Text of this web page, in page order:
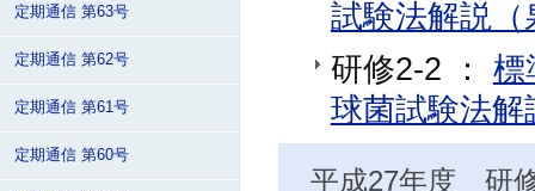
試験法解説
研修2-2 ： 標
球菌試験法
平成27年度 研
定期通信 第63号
定期通信 第62号
定期通信 第61号
定期通信 第60号